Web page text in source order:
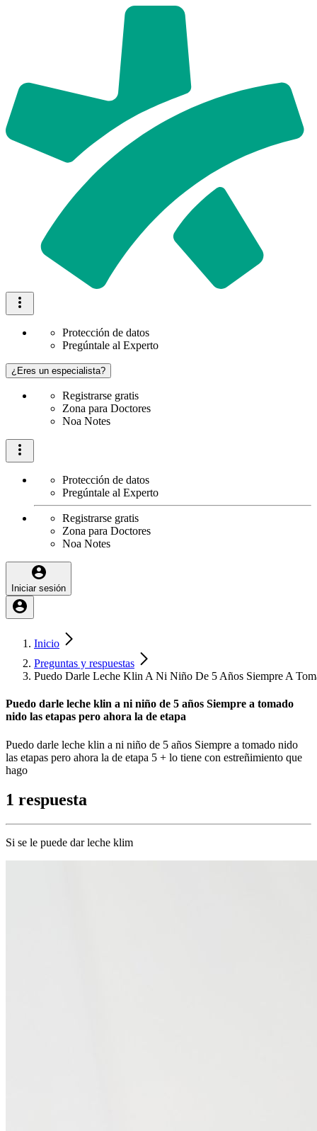
Protección de datos
Pregúntale al Experto
¿Eres un especialista?
Registrarse gratis
Zona para Doctores
Noa Notes
Protección de datos
Pregúntale al Experto
Registrarse gratis
Zona para Doctores
Noa Notes
Iniciar sesión
Inicio
Preguntas y respuestas
Puedo Darle Leche Klin A Ni Niño De 5 Años Siempre A
Puedo darle leche klin a ni niño de 5 años Siempre a tomado
nido las etapas pero ahora la de etapa
Puedo darle leche klin a ni niño de 5 años Siempre a tomado nido
las etapas pero ahora la de etapa 5 + lo tiene con estreñimiento que
hago
1 respuesta
Si se le puede dar leche klim